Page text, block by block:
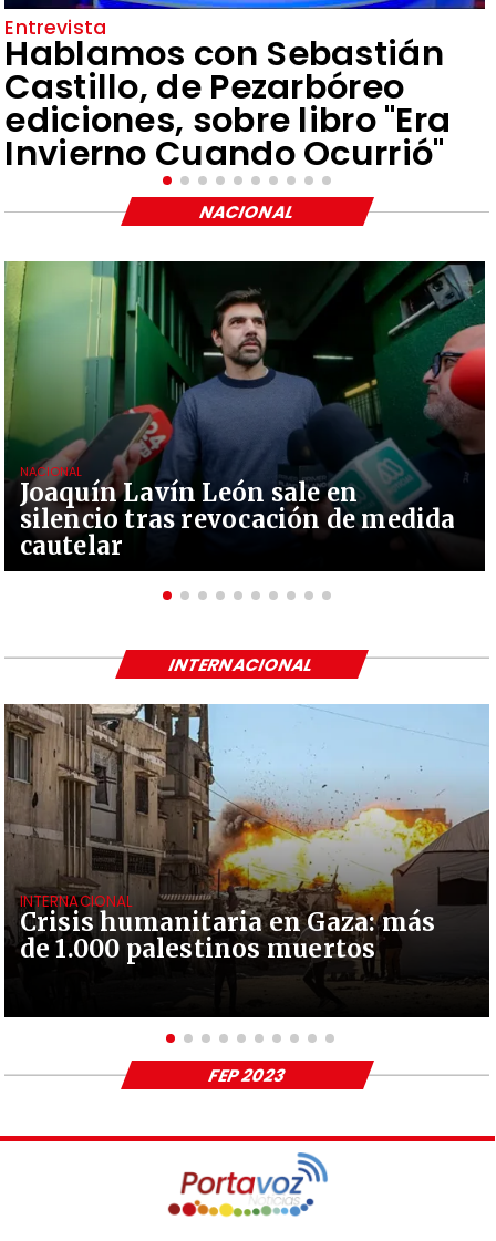
Entrevista
Hablamos con Sebastián
Castillo, de Pezarbóreo
ediciones, sobre libro "Era
Invierno Cuando Ocurrió"
Joaquín Lavín León sale en
silencio tras revocación de medida
cautelar
NACIONAL
NACIONAL
Crisis humanitaria en Gaza: más
de 1.000 palestinos muertos
INTERNACIONAL
INTERNACIONAL
FEP 2023